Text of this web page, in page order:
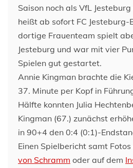
Saison noch als VfL
heißt ab sofort FC Jesteburg-
dortige Frauenteam spielt
Jesteburg und war mit vier
Spielen gut gestartet.
Annie Kingman brachte die
37. Minute per Kopf in
Hälfte konnten Julia
Kingman (67.) zunächst
in 90+4 den 0:4 (0:1)-
Einen Spielbericht samt
von Schramm oder auf dem